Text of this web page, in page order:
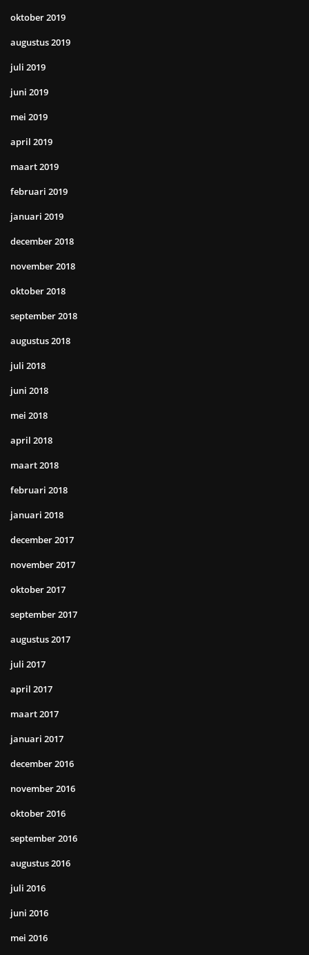
oktober 2019
augustus 2019
juli 2019
juni 2019
mei 2019
april 2019
maart 2019
februari 2019
januari 2019
december 2018
november 2018
oktober 2018
september 2018
augustus 2018
juli 2018
juni 2018
mei 2018
april 2018
maart 2018
februari 2018
januari 2018
december 2017
november 2017
oktober 2017
september 2017
augustus 2017
juli 2017
april 2017
maart 2017
januari 2017
december 2016
november 2016
oktober 2016
september 2016
augustus 2016
juli 2016
juni 2016
mei 2016